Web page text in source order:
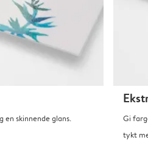
skinnende glans.
Gi
tykt